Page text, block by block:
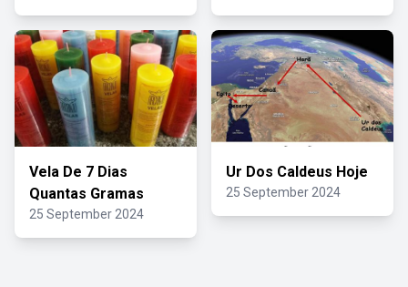
Vela De 7 Dias
Quantas Gramas
25 September 2024
Ur Dos Caldeus Hoje
25 September 2024